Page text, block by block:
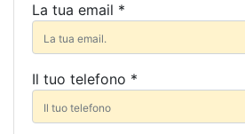
La tua email *
Il tuo telefono *